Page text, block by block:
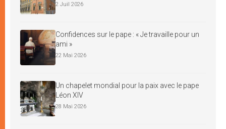
2 Juil 2026
Confidences sur le pape : « Je travaille pour un
ami »
22 Mai 2026
Un chapelet mondial pour la paix avec le pape
Léon XIV
28 Mai 2026